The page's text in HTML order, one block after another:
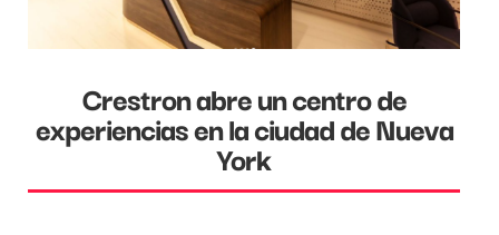
Crestron abre un centro de
experiencias en la ciudad de Nueva
York